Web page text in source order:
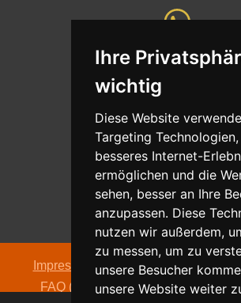
Ihre
wichtig
Diese Website
Targeting
besseres Internet-
ermöglichen und die
sehen, besser an Ihre
anzupassen. Diese
nutzen wir außerdem,
zu messen, um zu
unsere Besucher
unsere Website weiter
Whatsapp
Nachricht senden
Adresse
Oldentruper Straße 104
33604 Bielefeld
Impressum |Datenschutzerklärung|
FAQ (häufig gestellte Fragen)|